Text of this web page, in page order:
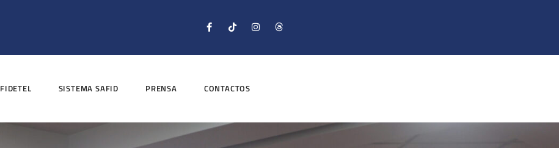
FIDETEL SISTEMA SAFID PRENSA CONTACTOS